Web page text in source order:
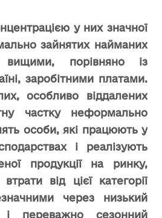
у них значної
зайнятих найманих
вищими, порівняно із
заробітними платами.
особливо віддалених
частку неформально
особи, які працюють у
і реалізують
продукції на ринку,
від цієї категорії
через низький
і переважно сезонний